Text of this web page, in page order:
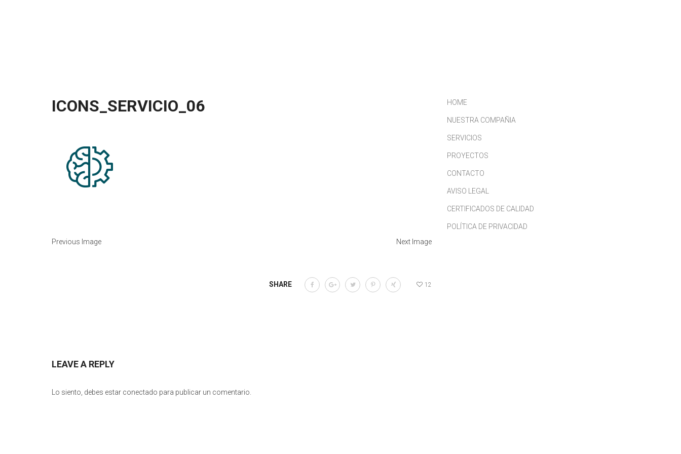
ICONS_SERVICIO_06
Previous Image Next Image
SHARE 12
LEAVE A REPLY
Lo siento, debes estar conectado para publicar un comentario.
HOME
NUESTRA COMPAÑIA
SERVICIOS
PROYECTOS
CONTACTO
AVISO LEGAL
CERTIFICADOS DE CALIDAD
POLÍTICA DE PRIVACIDAD